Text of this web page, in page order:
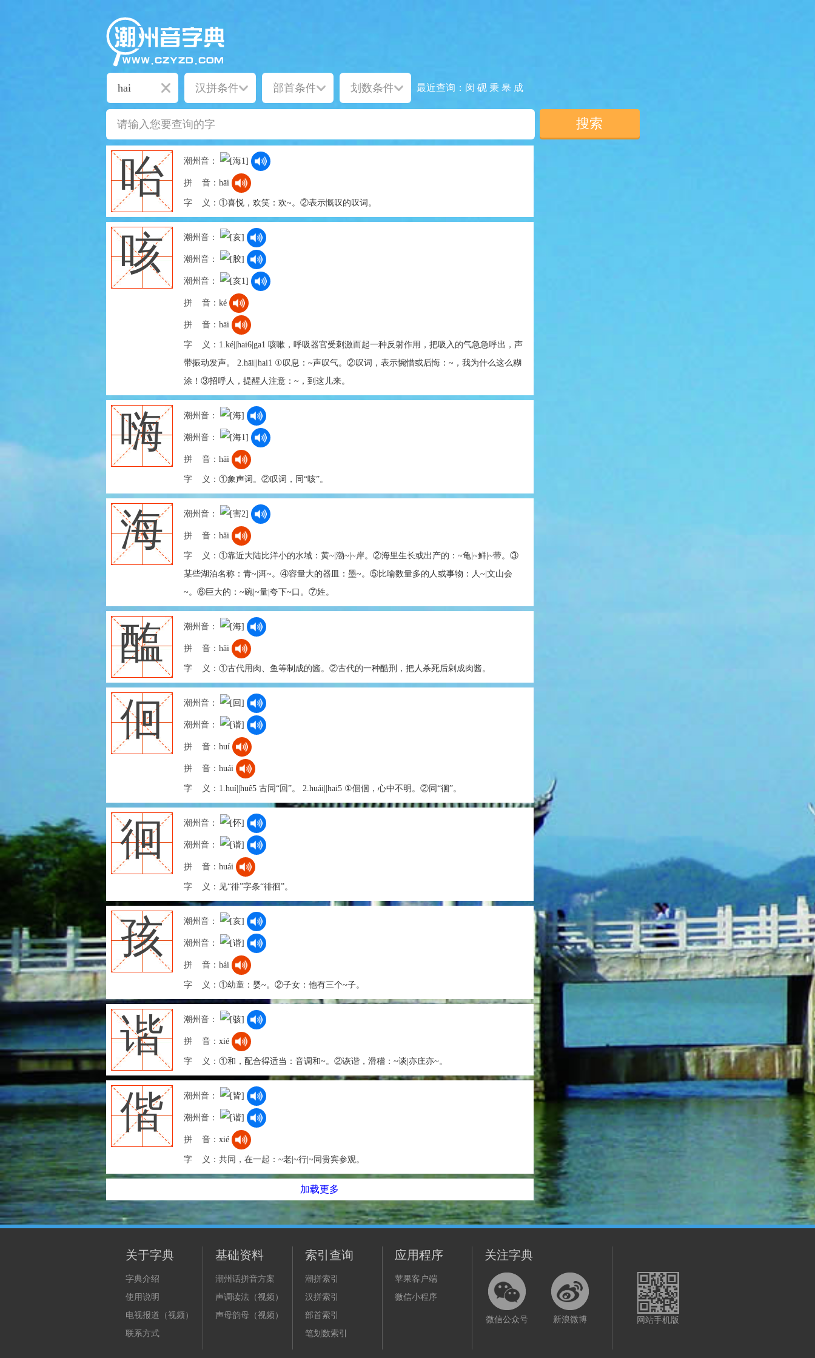
最近查询： 闵 砚 秉 皋 成
咍 潮州音：
拼 音： hāi
字 义： ①喜悦，欢笑：欢~。②表示慨叹的叹词。
咳 潮州音：
潮州音：
潮州音：
拼 音： ké
拼 音： hāi
字 义： 1.ké||hai6|ga1 咳嗽，呼吸器官受刺激而起一种反射作用，把吸入的气急急呼出，声
带振动发声。 2.hāi||hai1 ①叹息：~声叹气。②叹词，表示惋惜或后悔：~，我为什么这么糊
涂！③招呼人，提醒人注意：~，到这儿来。
嗨 潮州音：
潮州音：
拼 音： hāi
字 义： ①象声词。②叹词，同“咳”。
海 潮州音：
拼 音： hǎi
字 义： ①靠近大陆比洋小的水域：黄~|渤~|~岸。②海里生长或出产的：~龟|~鲜|~带。③
某些湖泊名称：青~|洱~。④容量大的器皿：墨~。⑤比喻数量多的人或事物：人~|文山会
~。⑥巨大的：~碗|~量|夸下~口。⑦姓。
醢 潮州音：
拼 音： hǎi
字 义： ①古代用肉、鱼等制成的酱。②古代的一种酷刑，把人杀死后剁成肉酱。
佪 潮州音：
潮州音：
拼 音： huí
拼 音： huái
字 义： 1.huí||huê5 古同“回”。 2.huái||hai5 ①佪佪，心中不明。②同“徊”。
徊 潮州音：
潮州音：
拼 音： huái
字 义： 见“徘”字条“徘徊”。
孩 潮州音：
潮州音：
拼 音： hái
字 义： ①幼童：婴~。②子女：他有三个~子。
谐 潮州音：
拼 音： xié
字 义： ①和，配合得适当：音调和~。②诙谐，滑稽：~谈|亦庄亦~。
偕 潮州音：
潮州音：
拼 音： xié
字 义： 共同，在一起：~老|~行|~同贵宾参观。
加载更多
关于字典
字典介绍
使用说明
电视报道（视频）
联系方式
基础资料
潮州话拼音方案
声调读法（视频）
声母韵母（视频）
索引查询
潮拼索引
汉拼索引
部首索引
笔划数索引
应用程序
苹果客户端
微信小程序
关注字典
微信公众号 新浪微博 网站手机版